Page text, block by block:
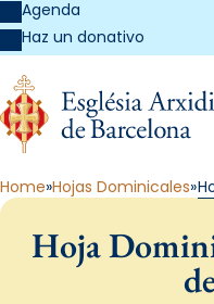
Agenda
Haz un donativo
Home Hojas Dominicales
Hoja